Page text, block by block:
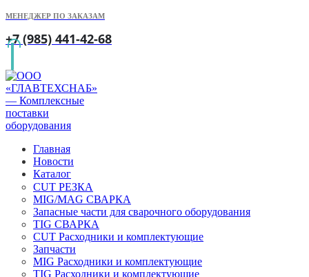
МЕНЕДЖЕР ПО ЗАКАЗАМ
+7 (985) 441-42-68
Главная
Новости
Каталог
CUT РЕЗКА
MIG/MAG СВАРКА
Запасные части для сварочного оборудования
TIG СВАРКА
CUT Расходники и комплектующие
Запчасти
MIG Расходники и комплектующие
TIG Расходники и комплектующие